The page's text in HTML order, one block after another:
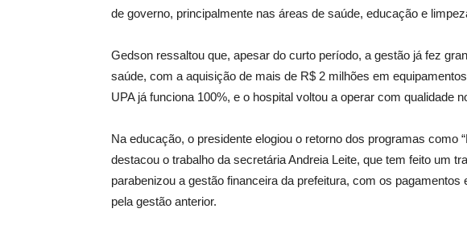
de governo, principalmente nas áreas de saúde, educação e
Gedson ressaltou que, apesar do curto período, a gestão já fez
saúde, com a aquisição de mais de R$ 2 milhões em
UPA já funciona 100%, e o hospital voltou a operar com qualidade
Na educação, o presidente elogiou o retorno dos programas como
destacou o trabalho da secretária Andreia Leite, que tem feito um
parabenizou a gestão financeira da prefeitura, com os pagamentos
pela gestão anterior.